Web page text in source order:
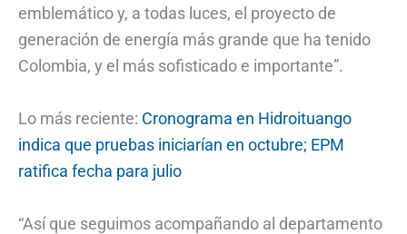
emblemático y, a todas luces, el proyecto de
generación de energía más grande que ha tenido
Colombia, y el más sofisticado e importante”.
Lo más reciente: Cronograma en Hidroituango
indica que pruebas iniciarían en octubre; EPM
ratifica fecha para julio
“Así que seguimos acompañando al departamento